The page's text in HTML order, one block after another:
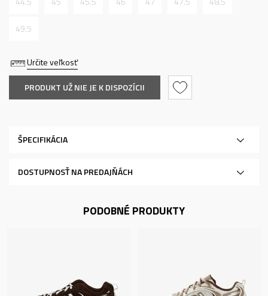
Určite veľkosť
49.5
PRODUKT UŽ NIE JE K DISPOZÍCII
ŠPECIFIKÁCIA
DOSTUPNOSŤ NA PREDAJŇÁCH
PODOBNÉ PRODUKTY